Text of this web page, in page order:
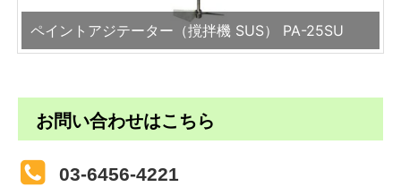
ペイントアジテーター（撹拌機 SUS） PA-25SU
お問い合わせはこちら
03-6456-4221